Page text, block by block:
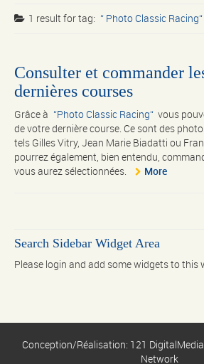
1 result fortag: Photo Classic Racing
Consulter et commander
dernières courses
Grâce à Photo Classic Racing
vous
de votre dernière course. Ce sont des
tels Gilles Vitry, Jean Marie Biadatti ou
pourrez également, bien entendu,
vous aurez sélectionnées.
More
Search Sidebar Widget Area
Please login and add some widgets to this
Conception/Réalisation: 121
Network